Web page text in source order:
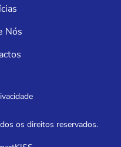
Nós
os direitos reservados.